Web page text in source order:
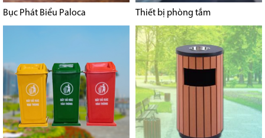
Bục Phát Biểu Paloca Thiết bị phòng tắm